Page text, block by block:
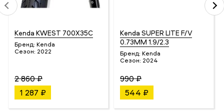
Kenda KWEST 700X35C
Бренд: Kenda
Сезон: 2022
2 860 ₽
1 287 ₽
Kenda SUPER LITE F/V
0.73MM 1.9/2.3
Бренд: Kenda
Сезон: 2024
990 ₽
544 ₽